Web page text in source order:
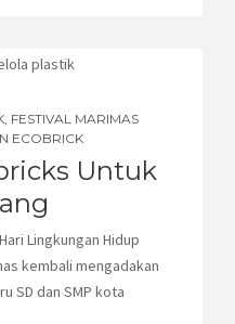
FESTIVAL MARIMAS
ECOBRICK
Untuk
Lingkungan Hidup
kembali mengadakan
SD dan SMP kota